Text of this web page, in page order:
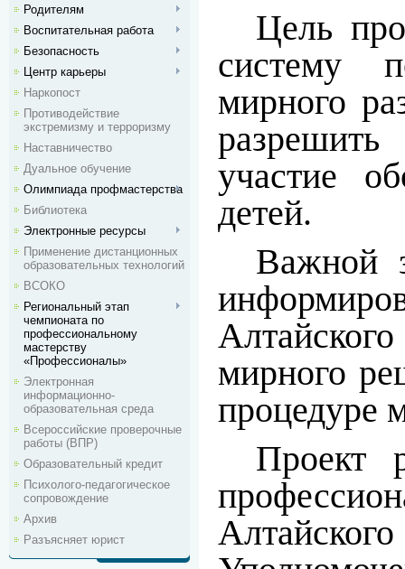
Родителям
Воспитательная работа
Безопасность
Центр карьеры
Наркопост
Противодействие
экстремизму и терроризму
Наставничество
Дуальное обучение
Олимпиада профмастерства
Библиотека
Электронные ресурсы
Применение дистанционных
образовательных технологий
ВСОКО
Региональный этап
чемпионата по
профессиональному
мастерству
«Профессионалы»
Электронная
информационно-
образовательная среда
Всероссийские проверочные
работы (ВПР)
Образовательный кредит
Психолого-педагогическое
сопровождение
Архив
Разъясняет юрист
Цель
систему
мирного
участие
детей.
Важной
мирного
процедуре
Проект